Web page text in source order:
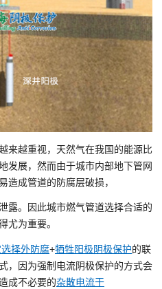
来越重视，天然气在我国的能源比
发展，然而由于城市内部地下管网
造成管道的防腐层破损，
露。因此城市燃气管道选择合适的
尤为重要。
择外防腐+牺牲阳极阴极保护的联
，因为强制电流阴极保护的方式会
成不必要的杂散电流干